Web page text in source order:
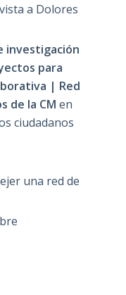
a Dolores
investigación
para
| Red
de la CM en
ciudadanos
una red de